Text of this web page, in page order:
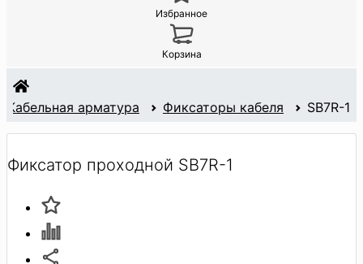
Избранное
Корзина
Кабельная арматура Фиксаторы кабеля SB7R-1
Фиксатор проходной SB7R-1